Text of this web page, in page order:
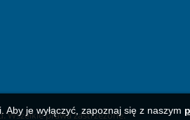
Wszelkie prawa zastrzeżone.
je wyłączyć, zapoznaj się z naszym